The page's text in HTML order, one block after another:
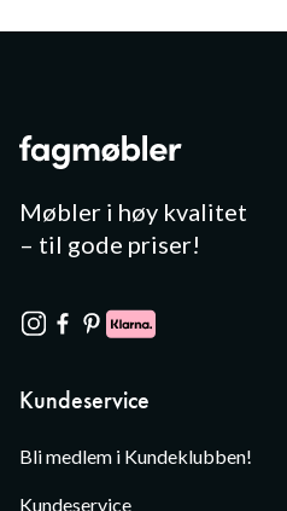
Møbler i høy kvalitet
– til gode priser!
Kundeservice
Bli medlem i Kundeklubben!
Kundeservice